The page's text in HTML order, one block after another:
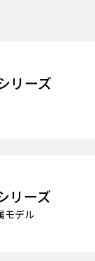
リーズ
リーズ
モデル